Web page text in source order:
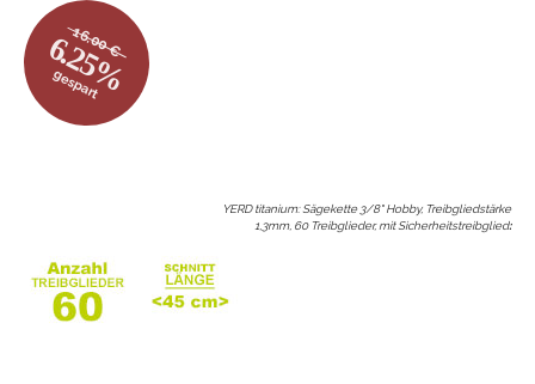
16.00 €
6.25%
gespart
YERD titanium: Sägekette 3/8" Hobby, Treibgliedstärke
1,3mm, 60 Treibglieder, mit Sicherheitstreibglied: